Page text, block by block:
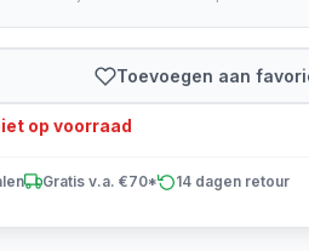
Toevoegen aan
op voorraad
Gratis v.a. €70* 14 dagen retour